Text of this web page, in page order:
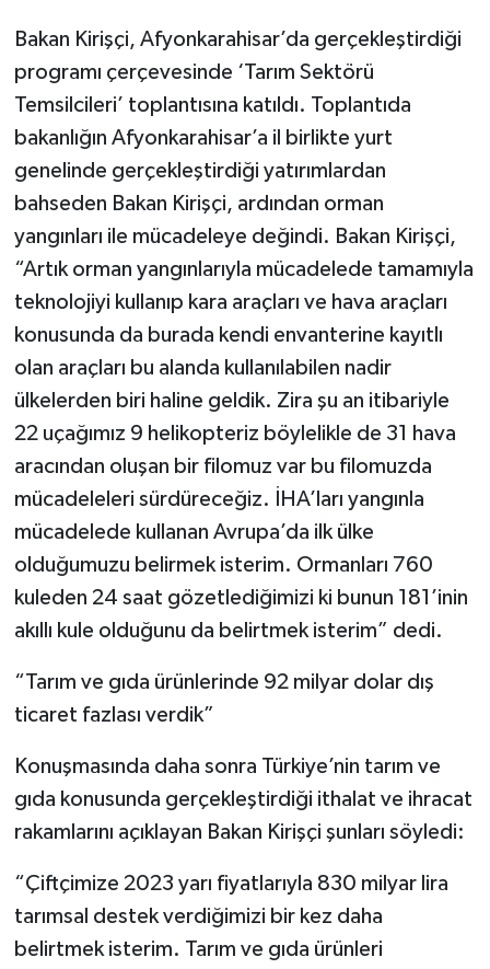
Bakan Kirişçi, Afyonkarahisar’da gerçekleştirdiği
programı çerçevesinde ‘Tarım Sektörü
Temsilcileri’ toplantısına katıldı. Toplantıda
bakanlığın Afyonkarahisar’a il birlikte yurt
genelinde gerçekleştirdiği yatırımlardan
bahseden Bakan Kirişçi, ardından orman
yangınları ile mücadeleye değindi. Bakan Kirişçi,
“Artık orman yangınlarıyla mücadelede tamamıyla
teknolojiyi kullanıp kara araçları ve hava araçları
konusunda da burada kendi envanterine kayıtlı
olan araçları bu alanda kullanılabilen nadir
ülkelerden biri haline geldik. Zira şu an itibariyle
22 uçağımız 9 helikopteriz böylelikle de 31 hava
aracından oluşan bir filomuz var bu filomuzda
mücadeleleri sürdüreceğiz. İHA’ları yangınla
mücadelede kullanan Avrupa’da ilk ülke
olduğumuzu belirmek isterim. Ormanları 760
kuleden 24 saat gözetlediğimizi ki bunun 181’inin
akıllı kule olduğunu da belirtmek isterim” dedi.
“Tarım ve gıda ürünlerinde 92 milyar dolar dış
ticaret fazlası verdik”
Konuşmasında daha sonra Türkiye’nin tarım ve
gıda konusunda gerçekleştirdiği ithalat ve ihracat
rakamlarını açıklayan Bakan Kirişçi şunları söyledi:
“Çiftçimize 2023 yarı fiyatlarıyla 830 milyar lira
tarımsal destek verdiğimizi bir kez daha
belirtmek isterim. Tarım ve gıda ürünleri